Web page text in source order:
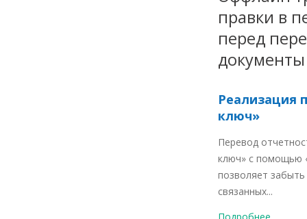
правки в
перед
Реализация
ключ»
Перевод
ключ» с помощью
позволяет
связанных...